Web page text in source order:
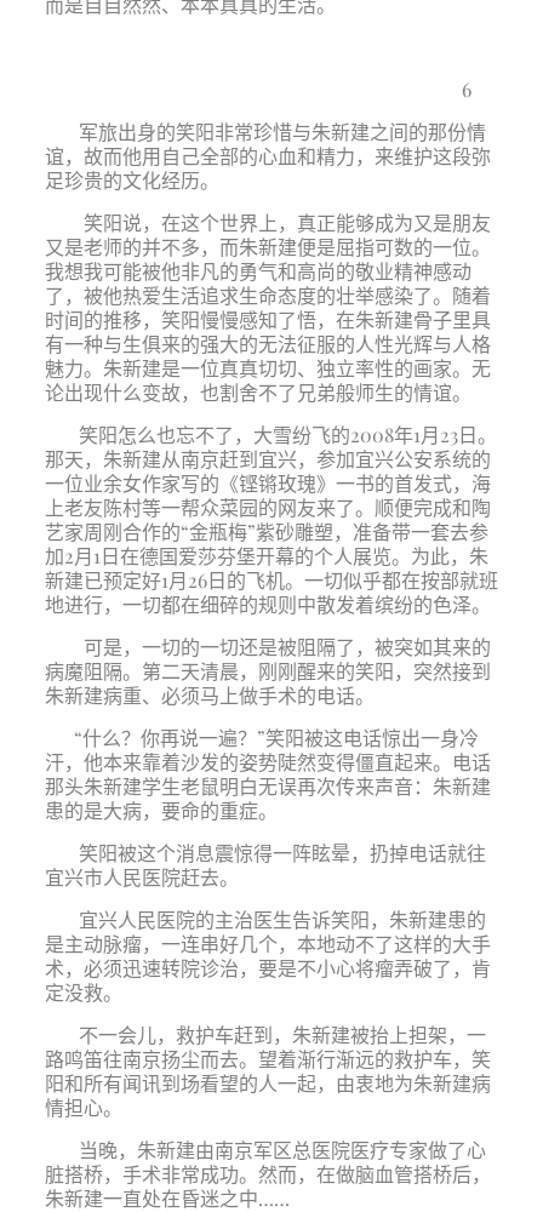
6
军旅出身的笑阳非常珍惜与朱新建之间的那份情
谊，故而他用自己全部的心血和精力，来维护这段弥
足珍贵的文化经历。
笑阳说，在这个世界上，真正能够成为又是朋友
又是老师的并不多，而朱新建便是屈指可数的一位。
我想我可能被他非凡的勇气和高尚的敬业精神感动
了，被他热爱生活追求生命态度的壮举感染了。随着
时间的推移，笑阳慢慢感知了悟，在朱新建骨子里具
有一种与生俱来的强大的无法征服的人性光辉与人格
魅力。朱新建是一位真真切切、独立率性的画家。无
论出现什么变故，也割舍不了兄弟般师生的情谊。
笑阳怎么也忘不了，大雪纷飞的2008年1月23日。
那天，朱新建从南京赶到宜兴，参加宜兴公安系统的
一位业余女作家写的《铿锵玫瑰》一书的首发式，海
上老友陈村等一帮众菜园的网友来了。顺便完成和陶
艺家周刚合作的“金瓶梅”紫砂雕塑，准备带一套去参
加2月1日在德国爱莎芬堡开幕的个人展览。为此，朱
新建已预定好1月26日的飞机。一切似乎都在按部就班
地进行，一切都在细碎的规则中散发着缤纷的色泽。
可是，一切的一切还是被阻隔了，被突如其来的
病魔阻隔。第二天清晨，刚刚醒来的笑阳，突然接到
朱新建病重、必须马上做手术的电话。
“什么？你再说一遍？”笑阳被这电话惊出一身冷
汗，他本来靠着沙发的姿势陡然变得僵直起来。电话
那头朱新建学生老鼠明白无误再次传来声音：朱新建
患的是大病，要命的重症。
笑阳被这个消息震惊得一阵眩晕，扔掉电话就往
宜兴市人民医院赶去。
宜兴人民医院的主治医生告诉笑阳，朱新建患的
是主动脉瘤，一连串好几个，本地动不了这样的大手
术，必须迅速转院诊治，要是不小心将瘤弄破了，肯
定没救。
不一会儿，救护车赶到，朱新建被抬上担架，一
路鸣笛往南京扬尘而去。望着渐行渐远的救护车，笑
阳和所有闻讯到场看望的人一起，由衷地为朱新建病
情担心。
当晚，朱新建由南京军区总医院医疗专家做了心
脏搭桥，手术非常成功。然而，在做脑血管搭桥后，
朱新建一直处在昏迷之中……